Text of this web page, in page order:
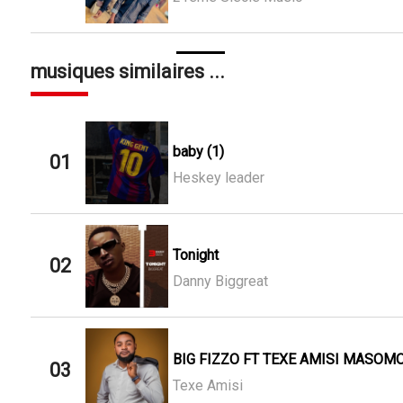
musiques similaires ...
01
baby (1)
Heskey leader
02
Tonight
Danny Biggreat
03
BIG FIZZO FT TEXE AMISI
Texe Amisi